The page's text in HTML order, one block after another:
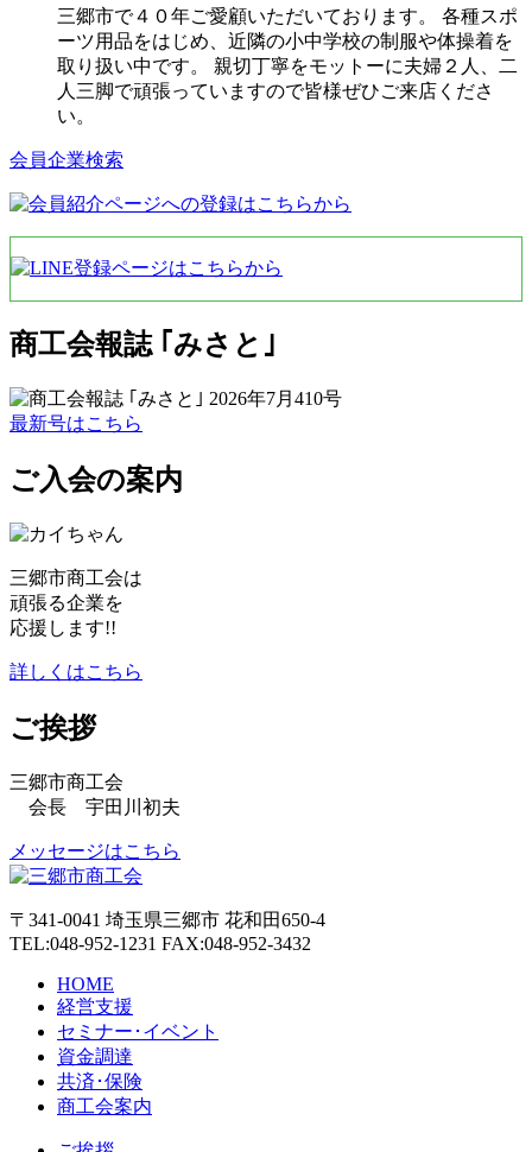
三郷市で４０年ご愛顧いただいております。 各種スポ
ーツ用品をはじめ、近隣の小中学校の制服や体操着を
取り扱い中です。 親切丁寧をモットーに夫婦２人、二
人三脚で頑張っていますので皆様ぜひご来店くださ
い。
会員企業検索
商工会報誌 ｢みさと｣
最新号はこちら
ご入会の案内
三郷市商工会は
頑張る企業を
応援します!!
詳しくはこちら
ご挨拶
三郷市商工会
会長 宇田川初夫
メッセージはこちら
〒341-0041 埼玉県三郷市 花和田650-4
TEL:048-952-1231 FAX:048-952-3432
HOME
経営支援
セミナー･イベント
資金調達
共済･保険
商工会案内